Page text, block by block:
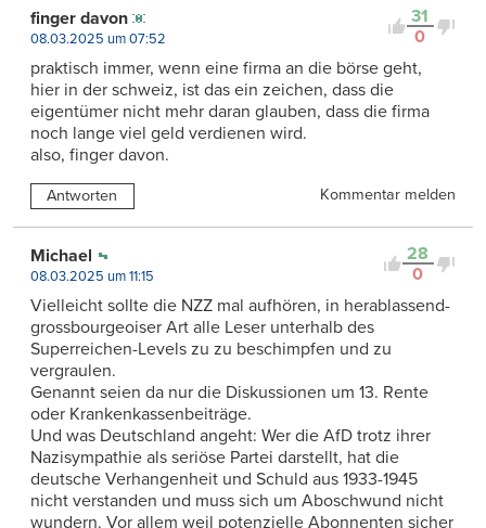
31
0
finger davon
08.03.2025 um 07:52
praktisch immer, wenn eine firma an die börse geht,
hier in der schweiz, ist das ein zeichen, dass die
eigentümer nicht mehr daran glauben, dass die firma
noch lange viel geld verdienen wird.
also, finger davon.
Antworten Kommentar melden
28
0
Michael
08.03.2025 um 11:15
Vielleicht sollte die NZZ mal aufhören, in herablassend-
grossbourgeoiser Art alle Leser unterhalb des
Superreichen-Levels zu zu beschimpfen und zu
vergraulen.
Genannt seien da nur die Diskussionen um 13. Rente
oder Krankenkassenbeiträge.
Und was Deutschland angeht: Wer die AfD trotz ihrer
Nazisympathie als seriöse Partei darstellt, hat die
deutsche Verhangenheit und Schuld aus 1933-1945
nicht verstanden und muss sich um Aboschwund nicht
wundern. Vor allem weil potenzielle Abonnenten sicher